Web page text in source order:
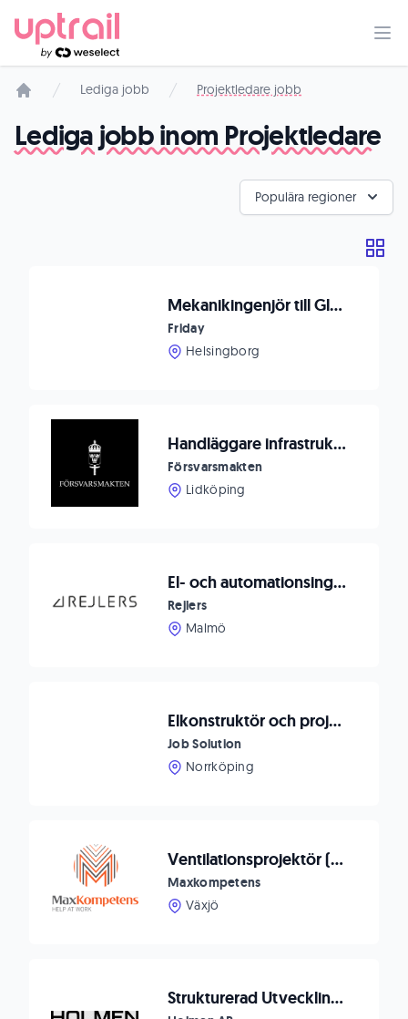
Lediga jobb Projektledare jobb
Lediga jobb inom Projektledare
Populära regioner
Mekanikingenjör till Globalt Bolag i Helsinborg
Friday
Helsingborg
Handläggare infrastruktur Såtenäs
Försvarsmakten
Lidköping
El- och automationsingenjör
Rejlers
Malmö
Elkonstruktör och projektledare till Johsjö!
Job Solution
Norrköping
Ventilationsprojektör (VE) till Cretec i Växjö
Maxkompetens
Växjö
Strukturerad Utvecklingsingenjör till Iggesunds Bruk